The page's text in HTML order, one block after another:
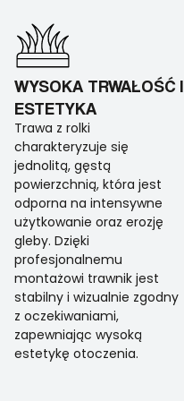
WYSOKA TRWAŁOŚĆ I
ESTETYKA
Trawa z rolki
charakteryzuje się
jednolitą, gęstą
powierzchnią, która jest
odporna na intensywne
użytkowanie oraz erozję
gleby. Dzięki
profesjonalnemu
montażowi trawnik jest
stabilny i wizualnie zgodny
z oczekiwaniami,
zapewniając wysoką
estetykę otoczenia.